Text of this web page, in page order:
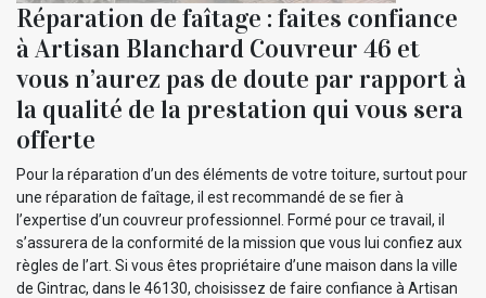
Réparation de faîtage : faites confiance
à Artisan Blanchard Couvreur 46 et
vous n’aurez pas de doute par rapport à
la qualité de la prestation qui vous sera
offerte
Pour la réparation d’un des éléments de votre toiture, surtout pour
une réparation de faîtage, il est recommandé de se fier à
l’expertise d’un couvreur professionnel. Formé pour ce travail, il
s’assurera de la conformité de la mission que vous lui confiez aux
règles de l’art. Si vous êtes propriétaire d’une maison dans la ville
de Gintrac, dans le 46130, choisissez de faire confiance à Artisan